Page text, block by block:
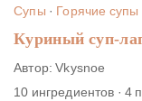
Супы · Горячие супы
Куриный суп-
Автор: Vkysnoe
10 ингредиентов · 4